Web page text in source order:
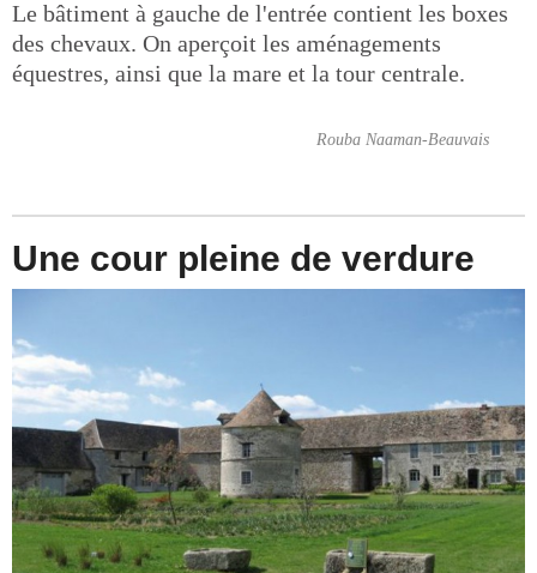
Le bâtiment à gauche de l'entrée contient les boxes
des chevaux. On aperçoit les aménagements
équestres, ainsi que la mare et la tour centrale.
Rouba Naaman-Beauvais
Une cour pleine de verdure